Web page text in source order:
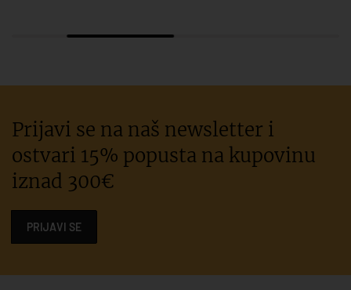
Prijavi se na naš newsletter i
ostvari 15% popusta na kupovinu
iznad 300€
PRIJAVI SE